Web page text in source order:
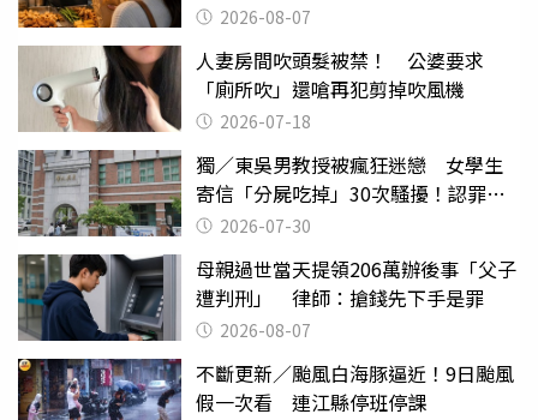
2026-08-07
人妻房間吹頭髮被禁！ 公婆要求
「廁所吹」還嗆再犯剪掉吹風機
2026-07-18
獨／東吳男教授被瘋狂迷戀 女學生
寄信「分屍吃掉」30次騷擾！認罪免
關 2026-07-30
母親過世當天提領206萬辦後事「父子
遭判刑」 律師：搶錢先下手是罪
2026-08-07
不斷更新／颱風白海豚逼近！9日颱風
假一次看 連江縣停班停課